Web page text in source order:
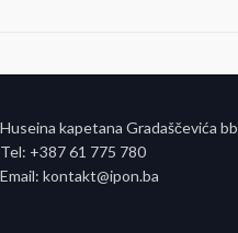
Huseina kapetana Gradaščevića bb
Tel: +387 61 775 780
Email: kontakt@ipon.ba